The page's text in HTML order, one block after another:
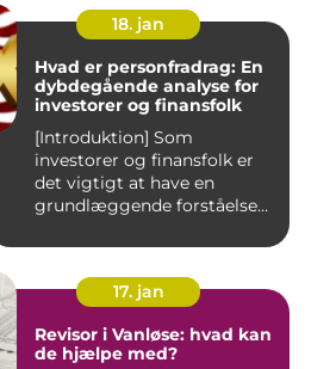
18. jan
Hvad er personfradrag: En
dybdegående analyse for
investorer og finansfolk
[Introduktion] Som
investorer og finansfolk er
det vigtigt at have en
grundlæggende forståelse
17. jan
Revisor i Vanløse: hvad kan
de hjælpe med?